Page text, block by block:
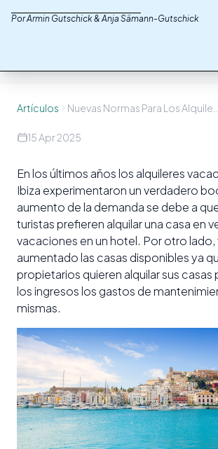
Por Armin Gutschick & Anja Sämann-Gutschick
Artículos
15 Apr 2025
En los últimos años los alquileres
Ibiza experimentaron un verdadero
aumento de la demanda se debe a
turistas prefieren alquilar una casa en
vacaciones en un hotel. Por otro lado,
aumentado las casas disponibles ya
propietarios quieren alquilar sus casas
los ingresos los gastos de
mismas.